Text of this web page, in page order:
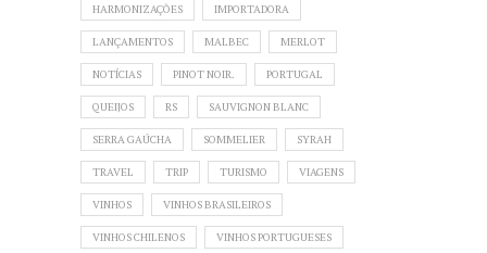
HARMONIZAÇÕES IMPORTADORA
LANÇAMENTOS MALBEC MERLOT
NOTÍCIAS PINOT NOIR. PORTUGAL
QUEIJOS RS SAUVIGNON BLANC
SERRA GAÚCHA SOMMELIER SYRAH
TRAVEL TRIP TURISMO VIAGENS
VINHOS VINHOS BRASILEIROS
VINHOS CHILENOS VINHOS PORTUGUESES